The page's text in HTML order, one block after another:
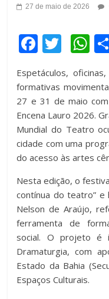
27 de maio de 2026
F
c
e
b
o
o
k
tt
er
W
at
s
A
p
p
Espetáculos,
formativas
27 e 31 de maio
Encena Lauro 2026.
Mundial do Teatro
cidade com uma
do acesso às artes
Nesta edição, o
contínua do teatro” e
Nelson de Araújo,
ferramenta de
social. O projeto é
Dramaturgia, com
Estado da Bahia
Espaços Culturais.